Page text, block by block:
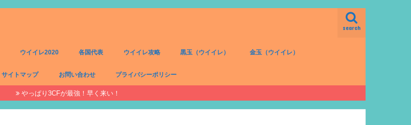
search
ウイイレ2020 各国代表 ウイイレ攻略 黒玉（ウイイレ） 金玉（ウイイレ）
サイトマップ お問い合わせ プライバシーポリシー
やっぱり3CFが最強！早く来い！